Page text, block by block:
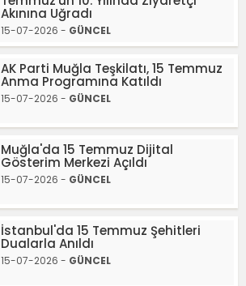
Akınına Uğradı
15-07-2026 - GÜNCEL
AK Parti Muğla Teşkilatı, 15 Temmuz
Anma Programına Katıldı
15-07-2026 - GÜNCEL
Muğla'da 15 Temmuz Dijital
Gösterim Merkezi Açıldı
15-07-2026 - GÜNCEL
İstanbul'da 15 Temmuz Şehitleri
Dualarla Anıldı
15-07-2026 - GÜNCEL